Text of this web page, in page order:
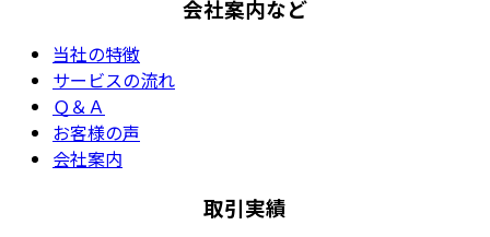
会社案内など
当社の特徴
サービスの流れ
Ｑ＆Ａ
お客様の声
会社案内
取引実績